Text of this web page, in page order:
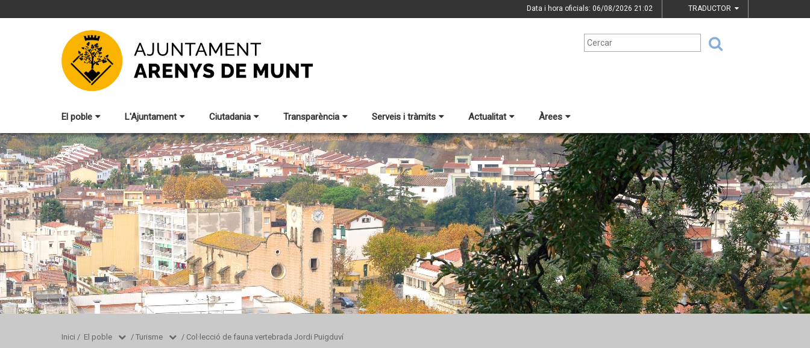
Data i hora oficials: 06/08/2026 21:02 TRADUCTOR
El poble L'Ajuntament Ciutadania Transparència Serveis i tràmits Actualitat Àrees
Inici / El poble / Turisme / Col·lecció de fauna vertebrada Jordi Puigduví